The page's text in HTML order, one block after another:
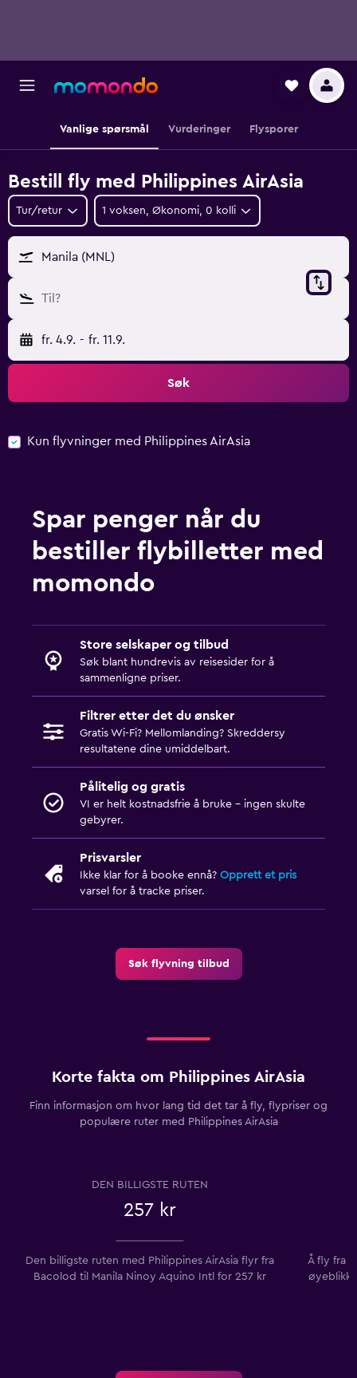
Vanlige spørsmål Vurderinger Flysporer
Bestill fly med Philippines AirAsia
Tur/retur 1 voksen, Økonomi, 0 kolli
Manila (MNL)
Til?
fr. 4.9. - fr. 11.9.
Søk
Kun flyvninger med Philippines AirAsia
Spar penger når du
bestiller flybilletter med
momondo
Store selskaper og tilbud
Søk blant hundrevis av reisesider for å
sammenligne priser.
Filtrer etter det du ønsker
Gratis Wi-Fi? Mellomlanding? Skreddersy
resultatene dine umiddelbart.
Pålitelig og gratis
VI er helt kostnadsfrie å bruke - ingen skulte
gebyrer.
Prisvarsler
Ikke klar for å booke ennå? Opprett et pris
varsel for å tracke priser.
Søk flyvning tilbud
Korte fakta om Philippines AirAsia
Finn informasjon om hvor lang tid det tar å fly, flypriser og
populære ruter med Philippines AirAsia
DEN BILLIGSTE RUTEN
257 kr
Den billigste ruten med Philippines AirAsia flyr fra
Bacolod til Manila Ninoy Aquino Intl for 257 kr
Å fly fra